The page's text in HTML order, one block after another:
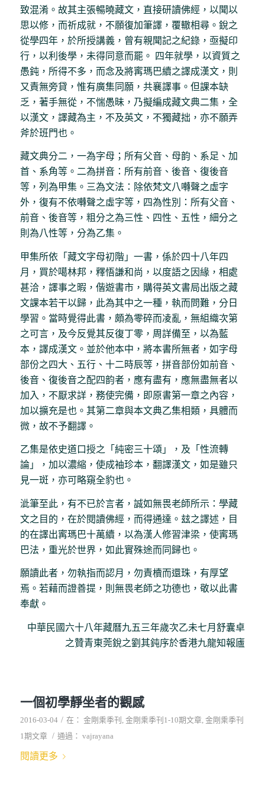
致混淆。故其主張暢曉藏文，直接研讀佛經，以聞以
思以修，而祈成就，不願復加筆譯，覆轍相尋。銳之
從學四年，於所授講義，曾有親聞記之紀錄，亟擬印
行，以利後學，未得同意而罷。 四年就學，以資質之
愚鈍，所得不多，而念及將寗瑪巴續之譯成漢文，則
又責無旁貸，惟有廣集同願，共襄譯事。但課本缺
乏，著手無從，不惴愚昧，乃擬編成藏文典二集，全
以漢文，譯藏為主，不及英文，不獨藏拙，亦不願弄
斧於班門也。
藏文典分二，一為字母；所有父音、母韵、系足、加
首、系角等。二為拼音：所有前音、後音、復後音
等，列為甲集。三為文法：除依梵文八囀聲之虛字
外，復有不依囀聲之虛字等，四為性別：所有父音、
前音、後音等，粗分之為三性、四性、五性，細分之
則為八性等，分為乙集。
甲集所依「藏文字母初階」一書，係於四十八年四
月，買於噶林邦，釋悟謙和尚，以度語之因緣，相處
甚洽，譯事之暇，偕遊書市，購得英文書局出版之藏
文課本若干以歸，此為其中之一種，執而問難，分日
學習。當時覺得此書，頗為零碎而凌亂，無組織次第
之可言，及今反覺其反復丁零，周詳備至，以為藍
本，譯成漢文。並於他本中，將本書所無者，如字母
部份之四大、五行、十二時辰等，拼音部份如前音、
後音、復後音之配四韵者，應有盡有，應無盡無者以
加入，不厭求詳，務使完備，即原書第一章之內容，
加以擴充是也。其第二章與本文典乙集相類，具體而
微，故不予翻譯。
乙集是依史道口授之「純密三十頌」，及「性流轉
論」，加以濃縮，使成袖珍本，翻譯漢文，如是雖只
見一斑，亦可略窺全豹也。
泚筆至此，有不已於言者，誠如無畏老師所示：學藏
文之目的，在於閱讀佛經，而得通達。玆之譯述，目
的在譯出寗瑪巴十萬續，以為漢人修習津梁，使寗瑪
巴法，重光於世界，如此實殊途而同歸也。
願讀此者，勿執指而認月，勿責櫝而還珠，有厚望
焉。若藉而證善提，則無畏老師之功德也，敬以此書
奉獻。
中華民國六十八年藏曆九五三年歲次乙未七月舒囊卓
之贊青東莞銳之劉其鈍序於香港九龍知報廬
一個初學靜坐者的觀感
2016-03-04 / 在： 金剛乘季刊 金剛乘季刊1-10期文章, 金剛乘季刊
1期文章 / 通過： vajrayana
閱讀更多